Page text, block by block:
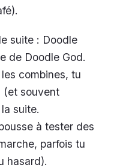
suite : Doodle
de Doodle God.
combines, tu
(et souvent
suite.
à tester des
parfois tu
hasard).